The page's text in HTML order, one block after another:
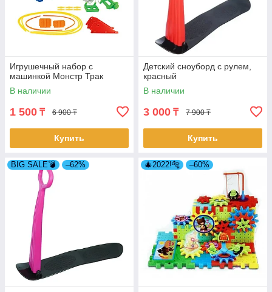
Игрушечный набор с
машинкой Монстр Трак
В наличии
1 500 ₸ 6 900 ₸
Купить
Детский сноуборд с рулем,
красный
В наличии
3 000 ₸ 7 900 ₸
Купить
BIG SALE💣 –62% 🎄2022!🐅 –60%